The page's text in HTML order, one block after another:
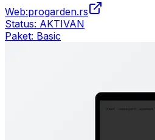
Web:progarden.rs
Status: AKTIVAN
Paket: Basic